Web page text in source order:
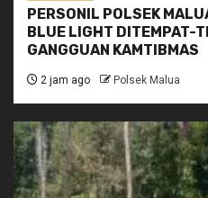
PERSONIL POLSEK
BLUE LIGHT DITEMPAT-
GANGGUAN KAMTIBMAS
2 jam ago Polsek Malua